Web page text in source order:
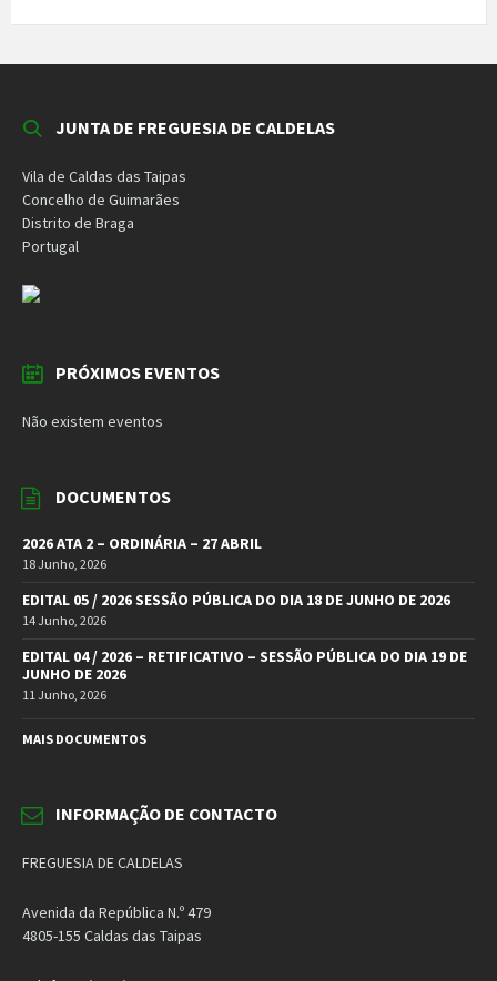
JUNTA DE FREGUESIA DE CALDELAS
Vila de Caldas das Taipas
Concelho de Guimarães
Distrito de Braga
Portugal
PRÓXIMOS EVENTOS
Não existem eventos
DOCUMENTOS
2026 ATA 2 – ORDINÁRIA – 27 ABRIL
18 Junho, 2026
EDITAL 05 / 2026 SESSÃO PÚBLICA DO DIA 18 DE JUNHO DE 2026
14 Junho, 2026
EDITAL 04 / 2026 – RETIFICATIVO – SESSÃO PÚBLICA DO DIA 19 DE
JUNHO DE 2026
11 Junho, 2026
MAIS DOCUMENTOS
INFORMAÇÃO DE CONTACTO
FREGUESIA DE CALDELAS
Avenida da República N.º 479
4805-155 Caldas das Taipas